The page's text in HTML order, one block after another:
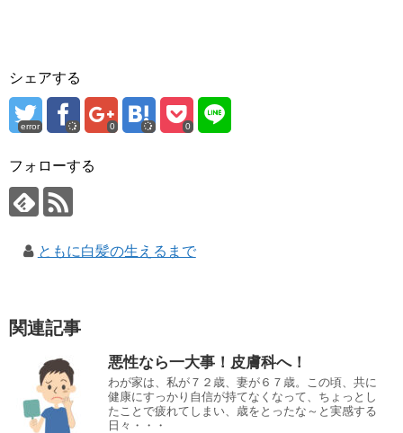
シェアする
error 0 0
フォローする
ともに白髪の生えるまで
関連記事
悪性なら一大事！皮膚科へ！
わが家は、私が７２歳、妻が６７歳。この頃、共に
健康にすっかり自信が持てなくなって、ちょっとし
たことで疲れてしまい、歳をとったな～と実感する
日々・・・